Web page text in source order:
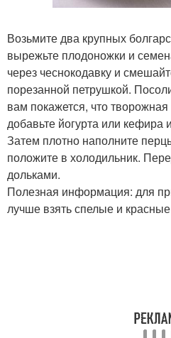
Возьмите два крупных
вырежьте плодоножки и
через чеснокодавку и
порезанной петрушкой.
вам покажется, что
добавьте йогурта или кефира
Затем плотно наполните
положите в холодильник.
дольками.
Полезная информация: для
лучше взять спелые и